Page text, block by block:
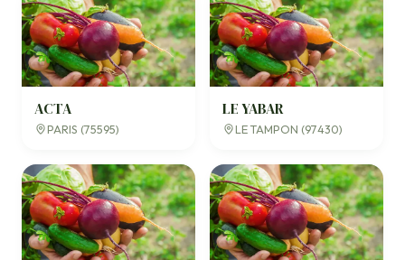
ACTA
PARIS (75595)
LE YABAR
LE TAMPON (97430)